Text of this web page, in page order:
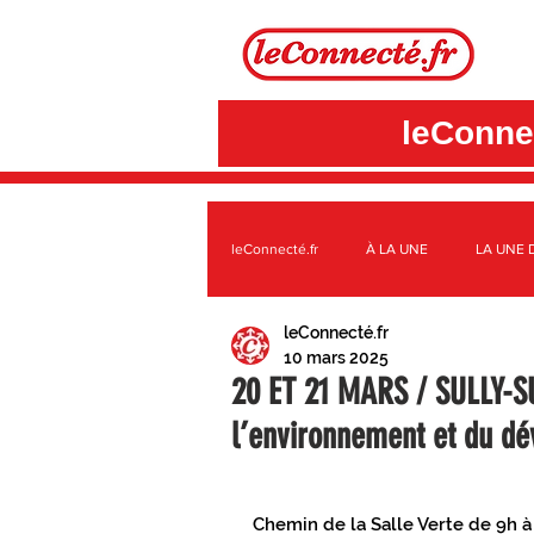
leConnecté.fr À LA UNE LA UNE
SUR LE TERRITOIRE GÂTINAIS
3CBO C.C. DES QUATRE
20 ET 21 MARS / SULLY-
l’environnement et du
leConnecté.fr
10 mars 2025
Chemin de la Salle Verte de 9h